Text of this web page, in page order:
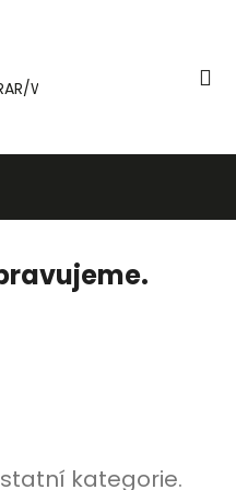
WinRAR
kategorie.